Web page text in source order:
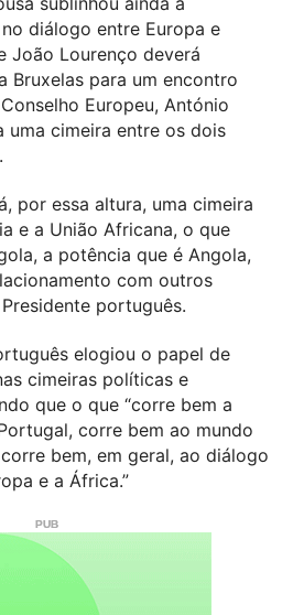
diálogo entre Europa e
João Lourenço deverá
Bruxelas para um encontro
Europeu, António
uma cimeira entre os dois
por essa altura, uma cimeira
e a União Africana, o que
a potência que é Angola,
com outros
português.
elogiou o papel de
cimeiras políticas e
que o que “corre bem a
corre bem ao mundo
bem, em geral, ao diálogo
e a África.”